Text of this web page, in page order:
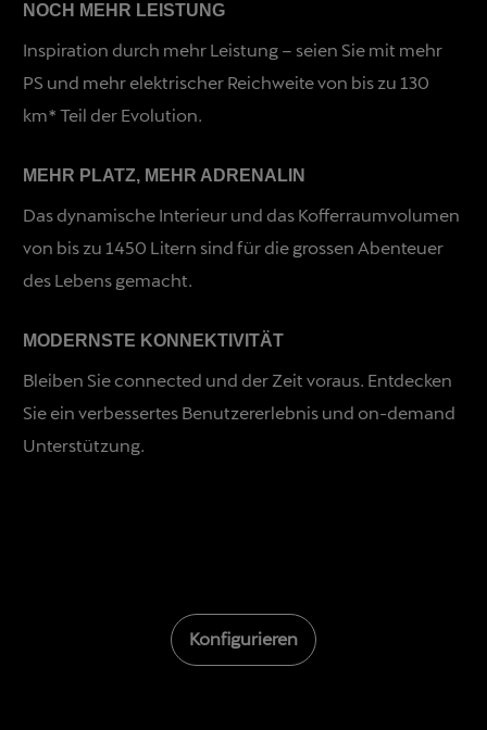
NOCH MEHR LEISTUNG
Inspiration durch mehr Leistung – seien Sie mit mehr
PS und mehr elektrischer Reichweite von bis zu 130
km* Teil der Evolution.
MEHR PLATZ, MEHR ADRENALIN
Das dynamische Interieur und das Kofferraumvolumen
von bis zu 1450 Litern sind für die grossen Abenteuer
des Lebens gemacht.
MODERNSTE KONNEKTIVITÄT
Bleiben Sie connected und der Zeit voraus. Entdecken
Sie ein verbessertes Benutzererlebnis und on-demand
Unterstützung.
Konfigurieren